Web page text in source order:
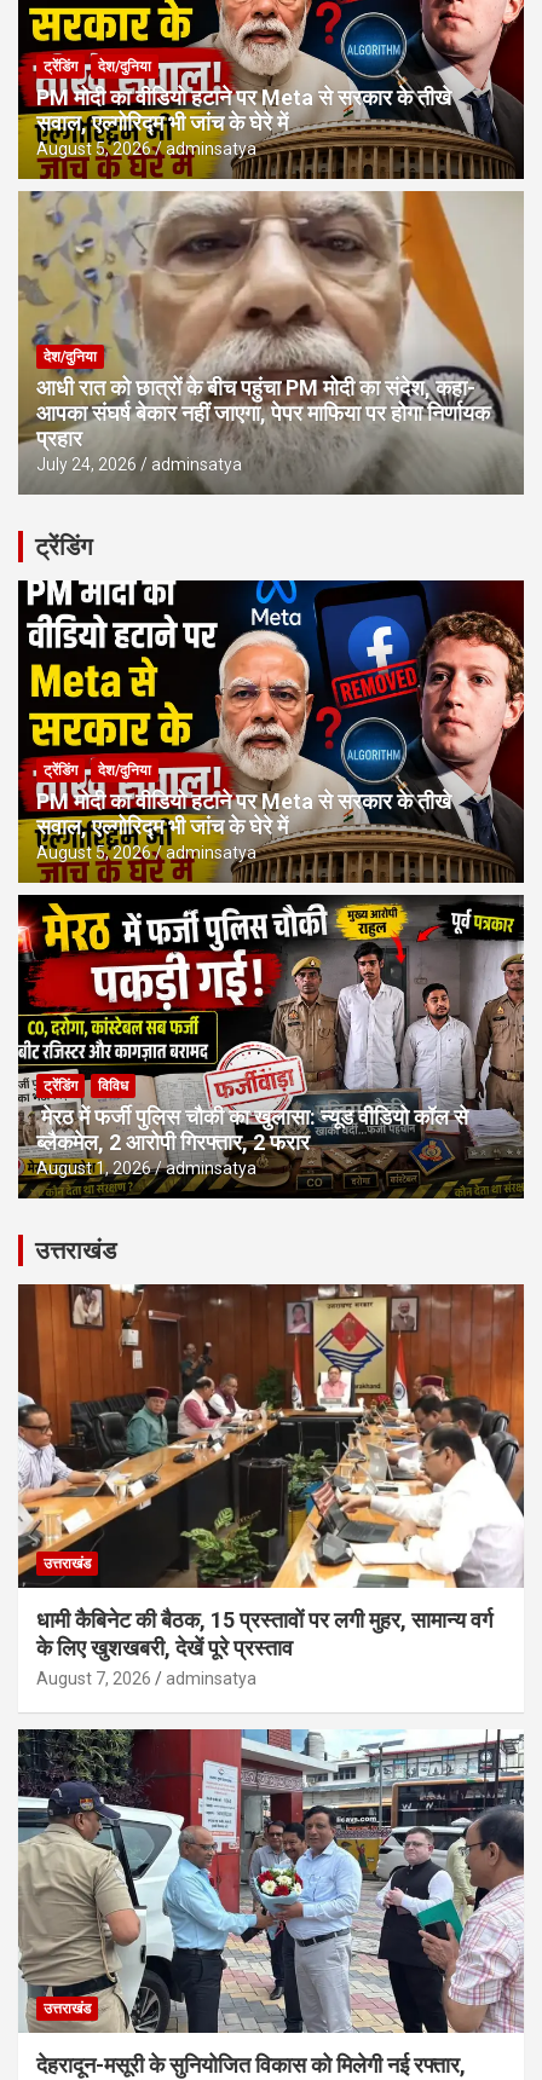
ट्रेंडिंग देश/दुनिया
PM मोदी का वीडियो हटाने पर Meta से सरकार के तीखे
सवाल, एल्गोरिद्म भी जांच के घेरे में
August 5, 2026 adminsatya
देश/दुनिया
आधी रात को छात्रों के बीच पहुंचा PM मोदी का संदेश, कहा-
आपका संघर्ष बेकार नहीं जाएगा, पेपर माफिया पर होगा निर्णायक
प्रहार
July 24, 2026 adminsatya
ट्रेंडिंग
ट्रेंडिंग देश/दुनिया
PM मोदी का वीडियो हटाने पर Meta से सरकार के तीखे
सवाल, एल्गोरिद्म भी जांच के घेरे में
August 5, 2026 adminsatya
ट्रेंडिंग विविध
मेरठ में फर्जी पुलिस चौकी का खुलासा: न्यूड वीडियो कॉल से
ब्लैकमेल, 2 आरोपी गिरफ्तार, 2 फरार
August 1, 2026 adminsatya
उत्तराखंड
उत्तराखंड
धामी कैबिनेट की बैठक, 15 प्रस्तावों पर लगी मुहर, सामान्य वर्ग
के लिए खुशखबरी, देखें पूरे प्रस्ताव
August 7, 2026 adminsatya
उत्तराखंड
देहरादून-मसूरी के सुनियोजित विकास को मिलेगी नई रफ्तार,